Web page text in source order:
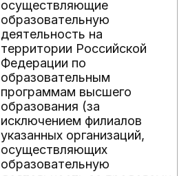
осуществляющие
образовательную
деятельность на
территории Российской
Федерации по
образовательным
программам высшего
образования (за
исключением филиалов
указанных организаций,
осуществляющих
образовательную